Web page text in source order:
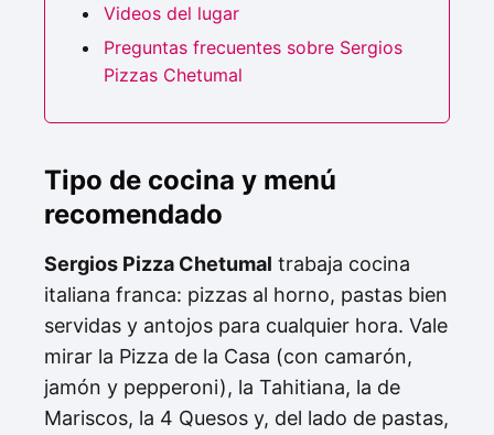
Videos del lugar
Preguntas frecuentes sobre Sergios
Pizzas Chetumal
Tipo de cocina y menú
recomendado
Sergios Pizza Chetumal trabaja cocina
italiana franca: pizzas al horno, pastas bien
servidas y antojos para cualquier hora. Vale
mirar la Pizza de la Casa (con camarón,
jamón y pepperoni), la Tahitiana, la de
Mariscos, la 4 Quesos y, del lado de pastas,